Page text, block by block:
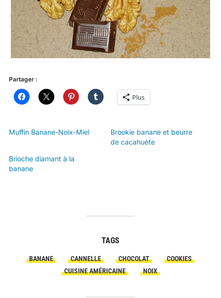
Partager :
Plus
Muffin Banane-Noix-Miel
Brookie banane et beurre
de cacahuète
Brioche diamant à la
banane
TAGS
BANANE CANNELLE CHOCOLAT
COOKIES
CUISINE AMÉRICAINE
NOIX